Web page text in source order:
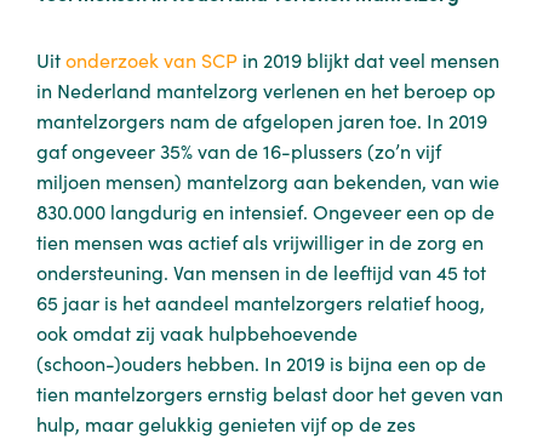
Uitonderzoek van SCP in 2019 blijkt dat veel mensen
in Nederland mantelzorg verlenen en het beroep op
mantelzorgers nam de afgelopen jaren toe. In 2019
gaf ongeveer 35% van de 16-plussers (zo’n vijf
miljoen mensen) mantelzorg aan bekenden, van wie
830.000 langdurig en intensief. Ongeveer een op de
tien mensen was actief als vrijwilliger in de zorg en
ondersteuning. Van mensen in de leeftijd van 45 tot
65 jaar is het aandeel mantelzorgers relatief hoog,
ook omdat zij vaak hulpbehoevende
(schoon-)ouders hebben. In 2019 is bijna een op de
tien mantelzorgers ernstig belast door het geven van
hulp, maar gelukkig genieten vijf op de zes